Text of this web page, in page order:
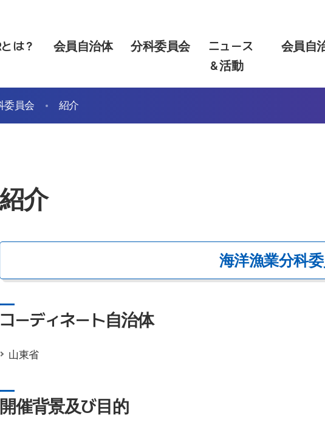
は？ 会員自治体 分科委員会
ニュース
＆活動
会員自
委員会 紹介
紹介
海洋漁業分科
コーディネート自治体
山東省
開催背景及び目的